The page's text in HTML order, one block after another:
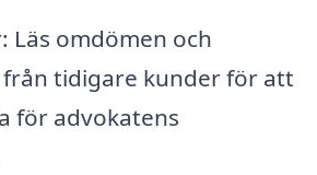
Läs omdömen och
tidigare kunder för att
för advokatens